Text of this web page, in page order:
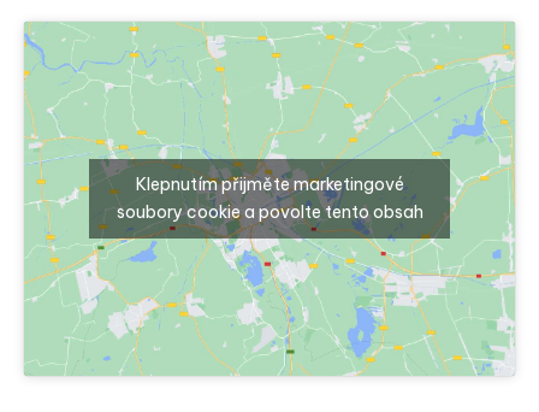
Klepnutím přijměte marketingové
soubory cookie a povolte tento obsah